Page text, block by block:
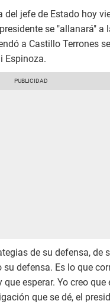
jefe de Estado hoy
se "allanará" a
a Castillo Terrones
Espinoza.
de su defensa,
defensa. Es lo que
esperar. Yo creo que
que se dé, el